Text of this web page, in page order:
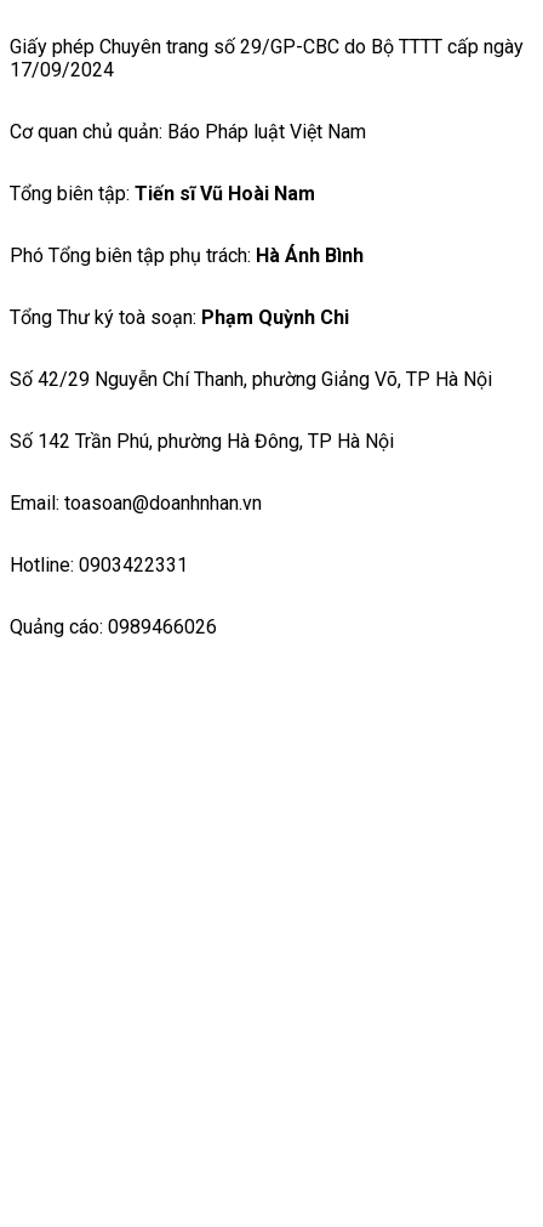
Giấy phép Chuyên trang số 29/GP-CBC do Bộ TTTT cấp ngày
17/09/2024
Cơ quan chủ quản: Báo Pháp luật Việt Nam
Tổng biên tập: Tiến sĩ Vũ Hoài Nam
Phó Tổng biên tập phụ trách: Hà Ánh Bình
Tổng Thư ký toà soạn: Phạm Quỳnh Chi
Số 42/29 Nguyễn Chí Thanh, phường Giảng Võ, TP Hà Nội
Số 142 Trần Phú, phường Hà Đông, TP Hà Nội
Email: toasoan@doanhnhan.vn
Hotline: 0903422331
Quảng cáo: 0989466026